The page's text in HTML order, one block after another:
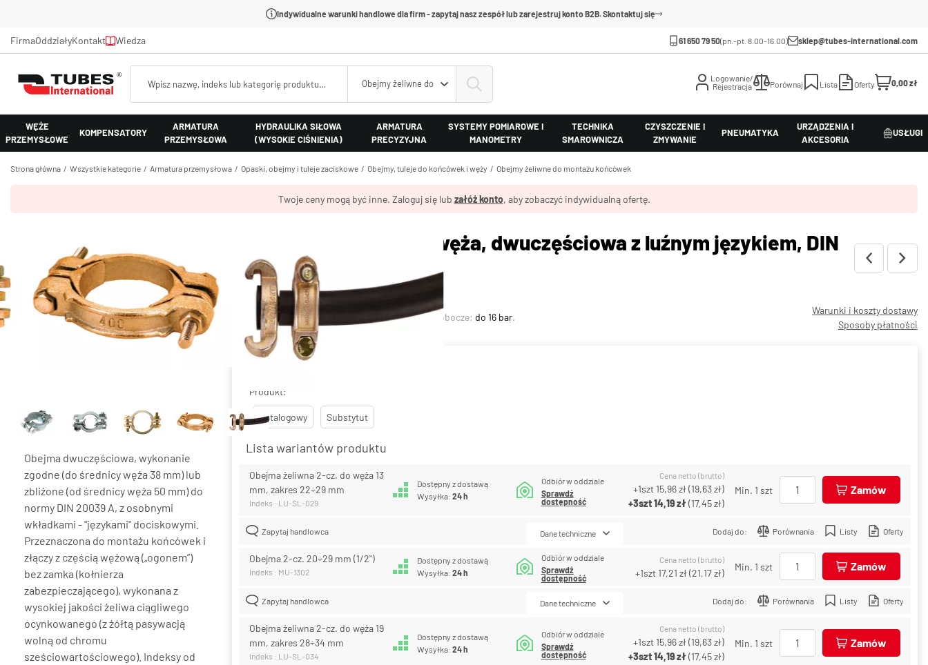
Indywidualne warunki handlowe dla firm - zapytaj nasz zespół lub zarejestruj konto B2B. Skontaktuj się
FirmaOddziałyKontakt Wiedza 61 650 79 50(pn.-pt. 8.00-16.00) sklep@tubes-international.com
Obejmy żeliwne do montażu końcówek
Logowanie/
Rejestracja
Porównaj Lista Oferty 0,00 zł
WĘŻE
PRZEMYSŁOWE
KOMPENSATORY
ARMATURA
PRZEMYSŁOWA
HYDRAULIKA SIŁOWA
(WYSOKIE CIŚNIENIA)
ARMATURA
PRECYZYJNA
SYSTEMY POMIAROWE I
MANOMETRY
TECHNIKA
SMAROWNICZA
CZYSZCZENIE I
ZMYWANIE
PNEUMATYKA
URZĄDZENIA I
AKCESORIA
USŁUGI
Strona główna Wszystkie kategorie Armatura przemysłowa Opaski, obejmy i tuleje zaciskowe Obejmy, tuleje do końcówek i węży Obejmy żeliwne do montażu końcówek
Twoje ceny mogą być inne. Zaloguj się lub załóż konto, aby zobaczyć indywidualną ofertę.
Obejma dwuczęściowa, wykonanie
zgodne (do średnicy węża 38 mm) lub
zbliżone (od średnicy węża 50 mm) do
normy DIN 20039 A, z osobnymi
wkładkami - "językami" dociskowymi.
Przeznaczona do montażu końcówek i
złączy z częścią wężową („ogonem”)
bez zamka (kołnierza
zabezpieczającego), wykonana z
wysokiej jakości żeliwa ciągliwego
ocynkowanego (z żółtą pasywacją
wolną od chromu
sześciowartościowego). Indeksy od
Obejma zaciskowa do węża, dwuczęściowa z luźnym językiem, DIN
20039 A, żeliwna
Materiał:żeliwo ciągliwe ocynkowane . Ciśnienie robocze: do 16 bar.
Warunki i koszty dostawy
Sposoby płatności
Produkt:
Katalogowy Substytut
Lista wariantów produktu
Obejma żeliwna 2-cz. do węża 13
mm, zakres 22÷29 mm
Indeks : LU-SL-029
Dostępny z dostawą
Wysyłka:24 h
Odbiór w oddziale
Sprawdź
dostępność
Cena netto (brutto)
+1szt 15,96 zł(19,63 zł)
+3szt14,19 zł(17,45 zł)
Min. 1 szt Zamów
Zapytaj handlowca Dodaj do: Porównania Listy Oferty
Dane techniczne
Obejma 2-cz. 20÷29 mm (1/2")
Indeks : MU-1302
Dostępny z dostawą
Wysyłka:24 h
Odbiór w oddziale
Sprawdź
dostępność
Cena netto (brutto)
+1szt 17,21 zł(21,17 zł)
Min. 1 szt Zamów
Zapytaj handlowca Dodaj do: Porównania Listy Oferty
Dane techniczne
Obejma żeliwna 2-cz. do węża 19
mm, zakres 28÷34 mm
Indeks : LU-SL-034
Dostępny z dostawą
Wysyłka:24 h
Odbiór w oddziale
Sprawdź
dostępność
Cena netto (brutto)
+1szt 15,96 zł(19,63 zł)
+3szt14,19 zł(17,45 zł)
Min. 1 szt Zamów